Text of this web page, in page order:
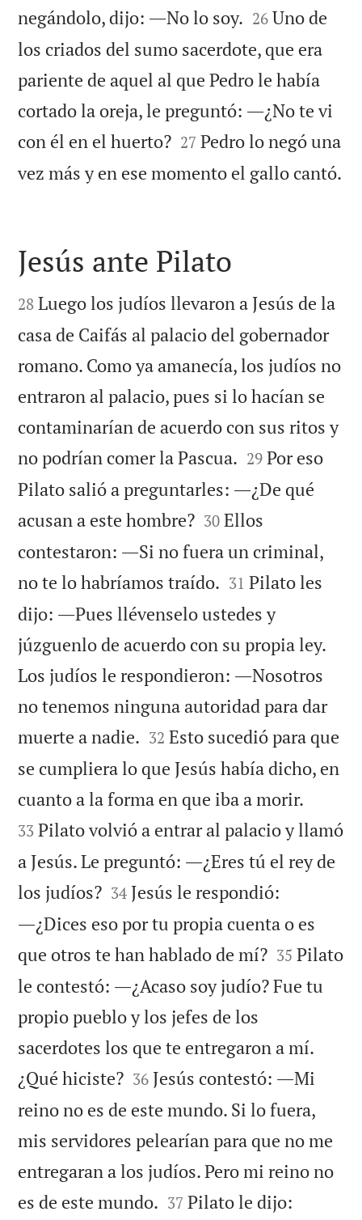
negándolo, dijo: ―No lo soy. 

26 Uno de
los criados del sumo sacerdote, que era
pariente de aquel al que Pedro le había
cortado la oreja, le preguntó: ―¿No te vi
con él en el huerto?
27 Pedro lo negó una
vez más y en ese momento el gallo cantó.

Jesús ante Pilato

28 Luego los judíos llevaron a Jesús de la
casa de Caifás al palacio del gobernador
romano. Como ya amanecía, los judíos no
entraron al palacio, pues si lo hacían se
contaminarían de acuerdo con sus ritos y
no podrían comer la Pascua. 

29 Por eso
Pilato salió a preguntarles: ―¿De qué
acusan a este hombre?
30 Ellos
contestaron: ―Si no fuera un criminal,
no te lo habríamos traído. 

31 Pilato les
dijo: ―Pues llévenselo ustedes y
júzguenlo de acuerdo con su propia ley.
Los judíos le respondieron: ―Nosotros
no tenemos ninguna autoridad para dar
muerte a nadie. 

32 Esto sucedió para que
se cumpliera lo que Jesús había dicho, en
cuanto a la forma en que iba a morir.
33 Pilato volvió a entrar al palacio y llamó
a Jesús. Le preguntó: ―¿Eres tú el rey de
los judíos?
34 Jesús le respondió:
―¿Dices eso por tu propia cuenta o es
que otros te han hablado de mí?
35 Pilato
le contestó: ―¿Acaso soy judío? Fue tu
propio pueblo y los jefes de los
sacerdotes los que te entregaron a mí.
¿Qué hiciste?
36 Jesús contestó: ―Mi
reino no es de este mundo. Si lo fuera,
mis servidores pelearían para que no me
entregaran a los judíos. Pero mi reino no
es de este mundo. 

37 Pilato le dijo: